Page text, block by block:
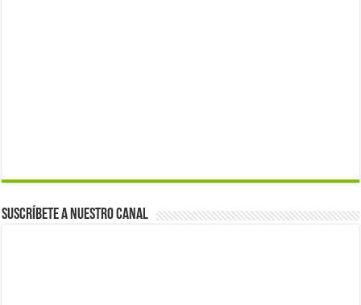
Suscríbete a nuestro canal